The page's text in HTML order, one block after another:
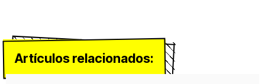
Artículos relacionados: